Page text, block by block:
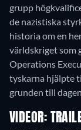
grupp
de nazistiska
historia om en
världskriget som
Operations
tyskarna hjälpte
grunden till
VIDEOR: